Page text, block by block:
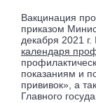
Вакцинация
приказом
декабря 2021
календаря
показаниям и
прививок», а
Главного